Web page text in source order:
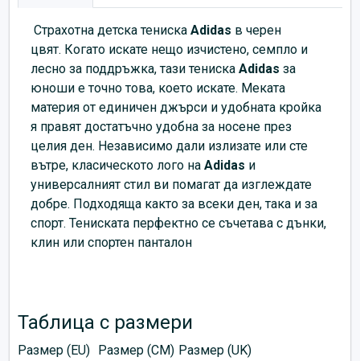
Страхотна детска тениска Adidas в черен
цвят. Когато искате нещо изчистено, семпло и
лесно за поддръжка, тази тениска Adidas за
юноши е точно това, което искате. Меката
материя от единичен джърси и удобната кройка
я правят достатъчно удобна за носене през
целия ден. Независимо дали излизате или сте
вътре, класическото лого на Adidas и
универсалният стил ви помагат да изглеждате
добре. Подходяща както за всеки ден, така и за
спорт. Тениската перфектно се съчетава с дънки,
клин или спортен панталон
Таблица с размери
Размер (EU) Размер (CM) Размер (UK)